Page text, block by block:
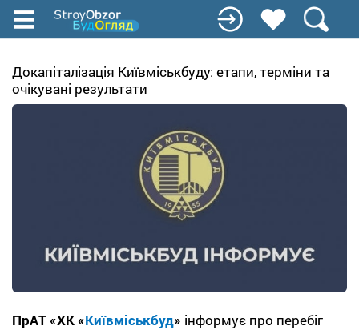
Перейти
до
вмісту
Докапіталізація Київміськбуду: етапи, терміни та
очікувані результати
ПрАТ «ХК «Київміськбуд» інформує про перебіг